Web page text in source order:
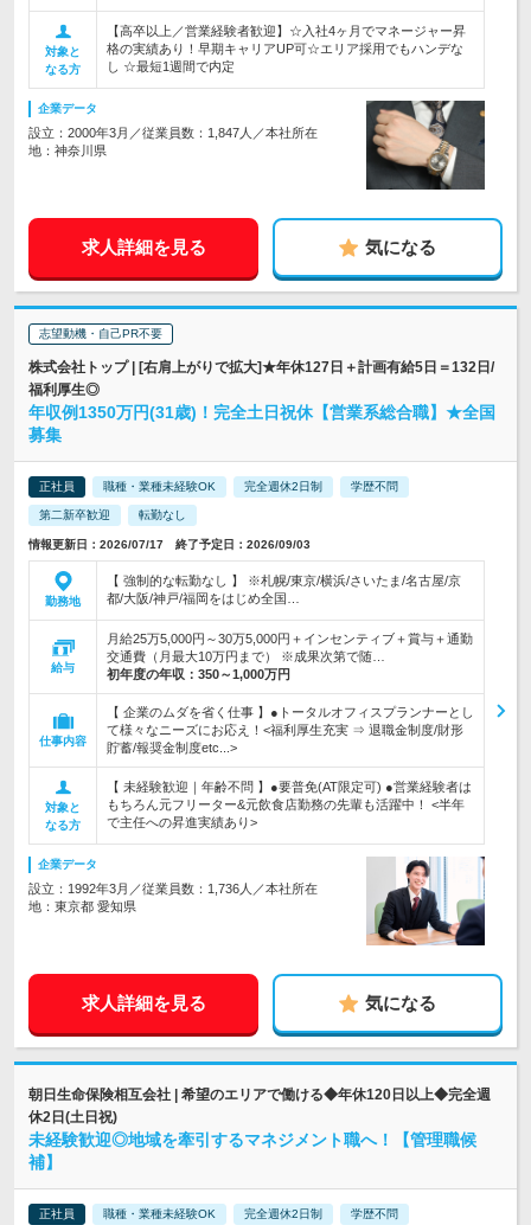
対象と
なる方
【高卒以上／営業経験者歓迎】☆入社4ヶ月でマネージャー昇
格の実績あり！早期キャリアUP可☆エリア採用でもハンデな
し ☆最短1週間で内定
企業データ
設立：2000年3月／従業員数：1,847人／本社所在
地：神奈川県
求人詳細を見る 気になる
志望動機・自己PR不要
株式会社トップ | [右肩上がりで拡大]★年休127日＋計画有給5日＝132日/
福利厚生◎
年収例1350万円(31歳)！完全土日祝休【営業系総合職】★全国
募集
正社員 職種・業種未経験OK 完全週休2日制 学歴不問
第二新卒歓迎 転勤なし
情報更新日：2026/07/17 終了予定日：2026/09/03
勤務地
【 強制的な転勤なし 】 ※札幌/東京/横浜/さいたま/名古屋/京
都/大阪/神戸/福岡をはじめ全国…
給与
月給25万5,000円～30万5,000円＋インセンティブ＋賞与＋通勤
交通費（月最大10万円まで） ※成果次第で随…
初年度の年収： 350～1,000万円
仕事内容
【 企業のムダを省く仕事 】●トータルオフィスプランナーとし
て様々なニーズにお応え！<福利厚生充実 ⇒ 退職金制度/財形
貯蓄/報奨金制度etc...>
対象と
なる方
【 未経験歓迎｜年齢不問 】●要普免(AT限定可) ●営業経験者は
もちろん元フリーター&元飲食店勤務の先輩も活躍中！ <半年
で主任への昇進実績あり>
企業データ
設立：1992年3月／従業員数：1,736人／本社所在
地：東京都 愛知県
求人詳細を見る 気になる
朝日生命保険相互会社 | 希望のエリアで働ける◆年休120日以上◆完全週
休2日(土日祝)
未経験歓迎◎地域を牽引するマネジメント職へ！【管理職候
補】
正社員 職種・業種未経験OK 完全週休2日制 学歴不問